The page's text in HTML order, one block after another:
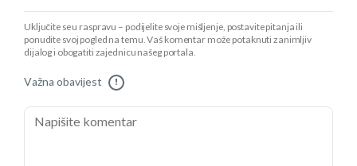
Uključite se u raspravu – podijelite svoje mišljenje, postavite pitanja ili
ponudite svoj pogled na temu. Vaš komentar može potaknuti zanimljiv
dijalog i obogatiti zajednicu našeg portala.
Važna obavijest !